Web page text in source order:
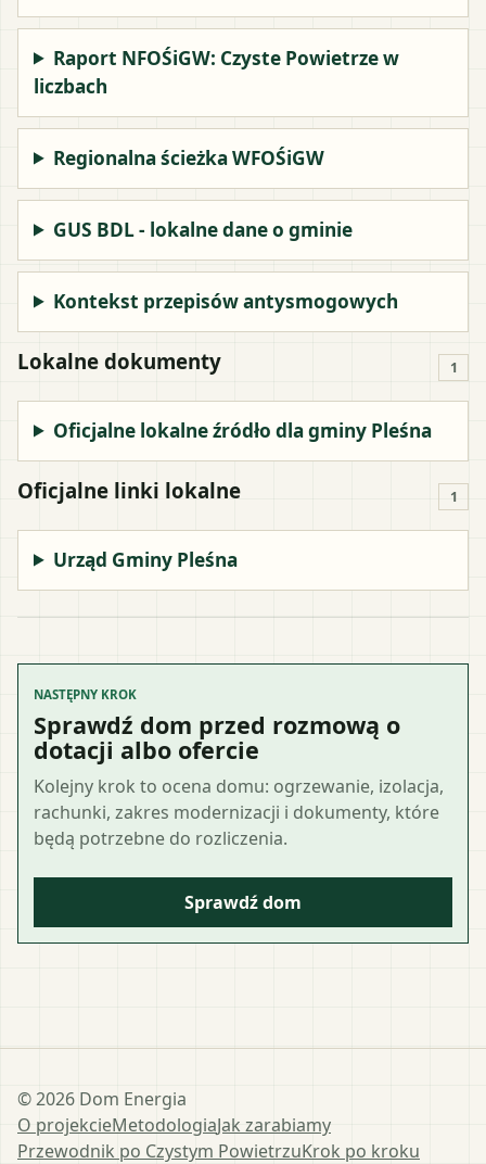
Raport NFOŚiGW: Czyste Powietrze w
liczbach
Regionalna ścieżka WFOŚiGW
GUS BDL - lokalne dane o gminie
Kontekst przepisów antysmogowych
Lokalne dokumenty 1
Oficjalne lokalne źródło dla gminy Pleśna
Oficjalne linki lokalne 1
Urząd Gminy Pleśna
NASTĘPNY KROK
Sprawdź dom przed rozmową o
dotacji albo ofercie
Kolejny krok to ocena domu: ogrzewanie, izolacja,
rachunki, zakres modernizacji i dokumenty, które
będą potrzebne do rozliczenia.
Sprawdź dom
©2026 Dom Energia
O projekcieMetodologiaJak zarabiamy
Przewodnik po Czystym PowietrzuKrok po kroku